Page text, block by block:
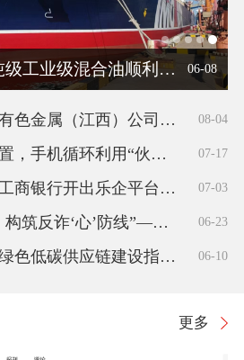
资环绿投首船万吨级工业级混合油顺利出海 06-08
落子贵溪！中资环有色金属（江西）公司揭牌，中部首家再生金属交易市场同步启动 08-04
阳光回收、合规处置，手机循环利用“伙伴计划”再扩员！ 07-17
资环链金携手中国工商银行开出乐企平台反向发票 07-03
“不听不信不贪恋，构筑反诈‘心’防线”——“全民反诈在行动”集中宣传月 06-23
资环绿投首船万吨级工业级混合油顺利出海 06-08
落子贵溪！中资环有色金属（江西）公司揭牌，中部首家再生金属交易市场同步启动 08-04
落子贵溪！中资环有色金属（江西）公司揭牌，中部首家再生金属交易市场同步启动 08-04
阳光回收、合规处置，手机循环利用“伙伴计划”再扩员！ 07-17
资环链金携手中国工商银行开出乐企平台反向发票 07-03
“不听不信不贪恋，构筑反诈‘心’防线”——“全民反诈在行动”集中宣传月 06-23
资环大讲堂｜解读绿色低碳供应链建设指引 推动资源循环主业高质量发展 06-10
更多